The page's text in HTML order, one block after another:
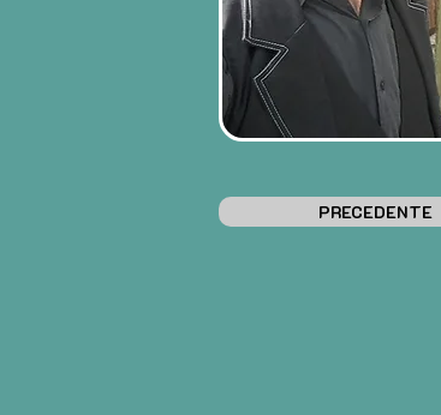
PRECEDENTE